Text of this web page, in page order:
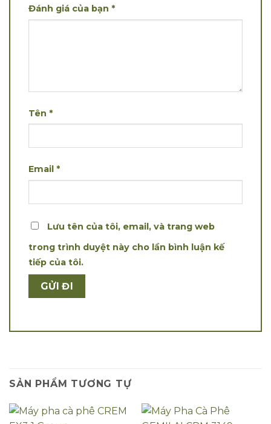
Đánh giá của bạn *
Tên *
Email *
Lưu tên của tôi, email, và trang web
trong trình duyệt này cho lần bình luận kế
tiếp của tôi.
SẢN PHẨM TƯƠNG TỰ